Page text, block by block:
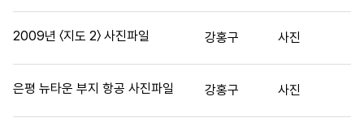
2009년 〈지도 2〉 사진파일 강홍구 사진
은평 뉴타운 부지 항공 사진파일 강홍구 사진